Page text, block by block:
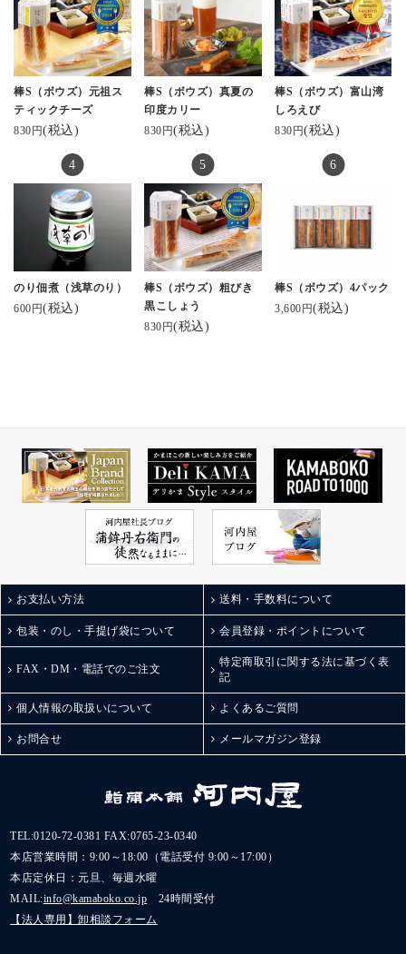
棒S（ボウズ）元祖ス
ティックチーズ
830円(税込)
棒S（ボウズ）真夏の
印度カリー
830円(税込)
棒S（ボウズ）富山湾
しろえび
830円(税込)
のり佃煮（浅草のり）
600円(税込)
棒S（ボウズ）粗びき
黒こしょう
830円(税込)
棒S（ボウズ）4パック
3,600円(税込)
お支払い方法 送料・手数料について
包装・のし・手提げ袋について 会員登録・ポイントについて
FAX・DM・電話でのご注文
特定商取引に関する法に基づく表
記
個人情報の取扱いについて よくあるご質問
お問合せ メールマガジン登録
TEL:0120-72-0381
FAX:0765-23-0340
本店営業時間：9:00～18:00（電話受付 9:00～17:00）
本店定休日：元旦、毎週水曜
MAIL:info@kamaboko.co.jp 24時間受付
【法人専用】卸相談フォーム